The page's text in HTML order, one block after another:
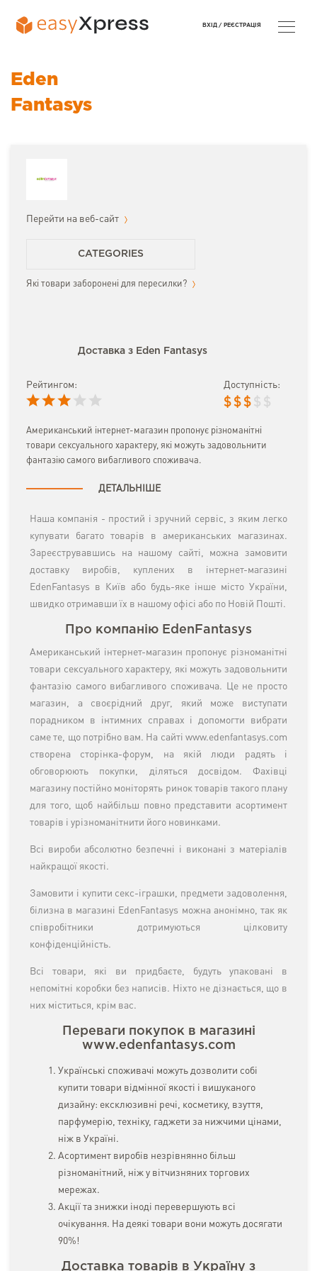
Eden
Fantasys
Перейти на веб-сайт
CATEGORIES
Які товари заборонені для пересилки?
Доставка з Eden Fantasys
Рейтингом: Доступність:
$ $ $ $ $
Американський інтернет-магазин пропонує різноманітні
товари сексуального характеру, які можуть задовольнити
фантазію самого вибагливого споживача.
ДЕТАЛЬНІШЕ
Наша компанія - простий і зручний сервіс, з яким легко
купувати багато товарів в американських магазинах.
Зареєструвавшись на нашому сайті, можна замовити
доставку виробів, куплених в інтернет-магазині
EdenFantasys в Київ або будь-яке інше місто України,
швидко отримавши їх в нашому офісі або по Новій Пошті.
Про компанію EdenFantasys
Американський інтернет-магазин пропонує різноманітні
товари сексуального характеру, які можуть задовольнити
фантазію самого вибагливого споживача. Це не просто
магазин, а своєрідний друг, який може виступати
порадником в інтимних справах і допомогти вибрати
саме те, що потрібно вам. На сайті www.edenfantasys.com
створена сторінка-форум, на якій люди радять і
обговорюють покупки, діляться досвідом. Фахівці
магазину постійно моніторять ринок товарів такого плану
для того, щоб найбільш повно представити асортимент
товарів і урізноманітнити його новинками.
Всі вироби абсолютно безпечні і виконані з матеріалів
найкращої якості.
Замовити і купити секс-іграшки, предмети задоволення,
білизна в магазині EdenFantasys можна анонімно, так як
співробітники дотримуються цілковиту
конфіденційність.
Всі товари, які ви придбаєте, будуть упаковані в
непомітні коробки без написів. Ніхто не дізнається, що в
них міститься, крім вас.
Переваги покупок в магазині
www.edenfantasys.com
Українські споживачі можуть дозволити собі
купити товари відмінної якості і вишуканого
дизайну: ексклюзивні речі, косметику, взуття,
парфумерію, техніку, гаджети за нижчими цінами,
ніж в Україні.
Асортимент виробів незрівнянно більш
різноманітний, ніж у вітчизняних торгових
мережах.
Акції та знижки іноді перевершують всі
очікування. На деякі товари вони можуть досягати
90%!
Доставка товарів в Україну з
ВХІД / РЕЄСТРАЦІЯ